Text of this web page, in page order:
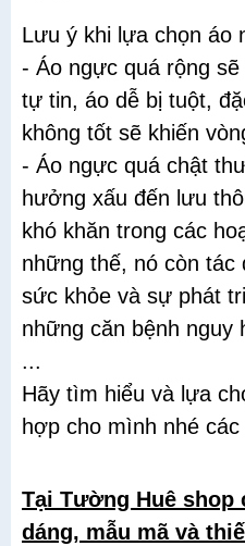
Lưu ý khi lựa chọn áo
- Áo ngực quá rộng
tự tin, áo dễ bị tuột,
không tốt sẽ khiến
- Áo ngực quá chật
hưởng xấu đến lưu
khó khăn trong các
những thế, nó còn tác
sức khỏe và sự phát
những căn bệnh nguy
...
Hãy tìm hiểu và lựa
hợp cho mình nhé các
Tại Tường Huê shop
dáng, mẫu mã và